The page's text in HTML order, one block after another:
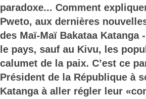
paradoxe... Comment
Pweto, aux dernières
des Maï-Maï Bakataa
le pays, sauf au Kivu, les
calumet de la paix. C’est ce
Président de la République à
Katanga à aller régler leur